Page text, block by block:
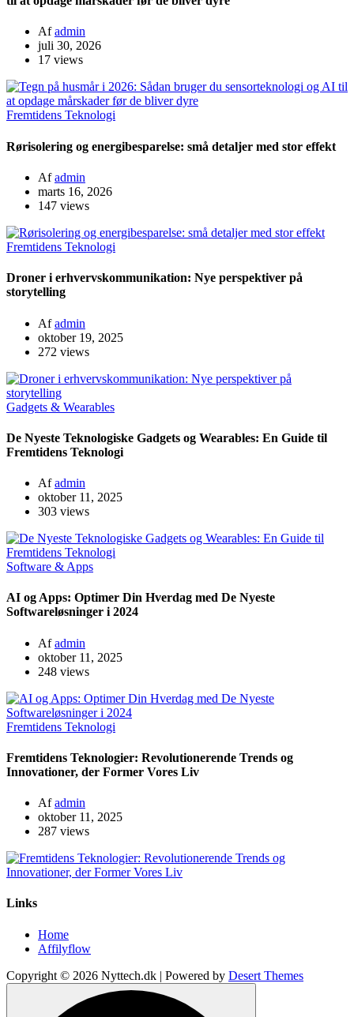
Afadmin
juli 30, 2026
17 views
Fremtidens Teknologi
Rørisolering og energibesparelse: små detaljer med stor effekt
Afadmin
marts 16, 2026
147 views
Fremtidens Teknologi
Droner i erhvervskommunikation: Nye perspektiver på
storytelling
Afadmin
oktober 19, 2025
272 views
Gadgets & Wearables
De Nyeste Teknologiske Gadgets og Wearables: En Guide til
Fremtidens Teknologi
Afadmin
oktober 11, 2025
303 views
Software & Apps
AI og Apps: Optimer Din Hverdag med De Nyeste
Softwareløsninger i 2024
Afadmin
oktober 11, 2025
248 views
Fremtidens Teknologi
Fremtidens Teknologier: Revolutionerende Trends og
Innovationer, der Former Vores Liv
Afadmin
oktober 11, 2025
287 views
Links
Home
Affilyflow
Copyright © 2026 Nyttech.dk | Powered by Desert Themes